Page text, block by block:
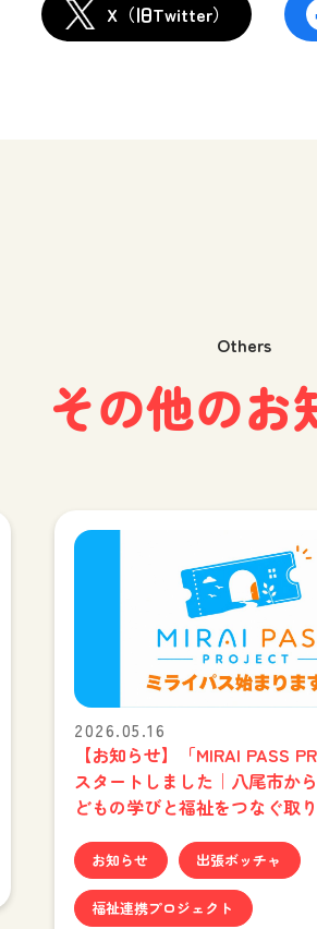
X（旧Twitter）
Others
その他のお
2026.05.16
【お知らせ】「MIRAI PASS
スタートしました｜八尾市か
どもの学びと福祉をつなぐ取
お知らせ 出張ボッチャ
福祉連携プロジェクト